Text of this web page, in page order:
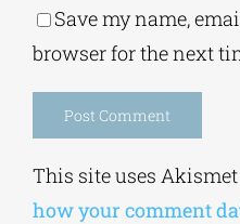
Save my name,
browser for the next
This site uses
how your comment